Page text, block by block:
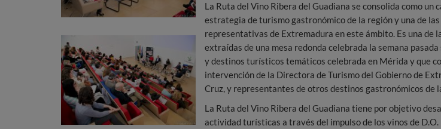
La Ruta del Vino Ribera del Guadiana se consolida como un
estrategia de turismo gastronómico de la región y una de
representativas de Extremadura en este ámbito. Es una de
extraídas de una mesa redonda celebrada la semana
y destinos turísticos temáticos celebrada en Mérida y que
intervención de la Directora de Turismo del Gobierno de
Cruz, y representantes de otros destinos gastronómicos de
La Ruta del Vino Ribera del Guadiana tiene por objetivo
actividad turísticas a través del impulso de los vinos de D.O.